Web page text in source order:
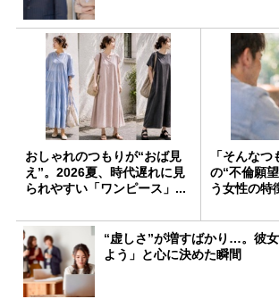
おしゃれのつもりが“おば見
え”。2026夏、時代遅れに見
られやすい「ワンピース」...
「そんな
の“不倫願
う女性の特
“虚しさ”が増すばかり…。彼
よう」と心に決めた瞬間